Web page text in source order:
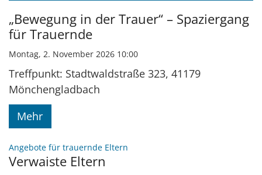
Datum: 2. November 2026
„Bewegung in der Trauer“ – Spaziergang
für Trauernde
Montag, 2. November 2026 10:00
Treffpunkt: Stadtwaldstraße 323, 41179
Mönchengladbach
Mehr
Angebote für trauernde Eltern
Verwaiste Eltern